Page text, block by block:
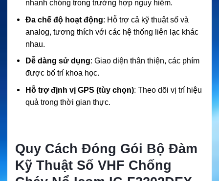
nhanh chóng trong trường hợp nguy hiểm.
Đa chế độ hoạt động: Hỗ trợ cả kỹ thuật số và
analog, tương thích với các hệ thống liên lạc khác
nhau.
Dễ dàng sử dụng: Giao diện thân thiện, các phím
được bố trí khoa học.
Hỗ trợ định vị GPS (tùy chọn): Theo dõi vị trí hiệu
quả trong thời gian thực.
Quy Cách Đóng Gói Bộ Đàm
Kỹ Thuật Số VHF Chống